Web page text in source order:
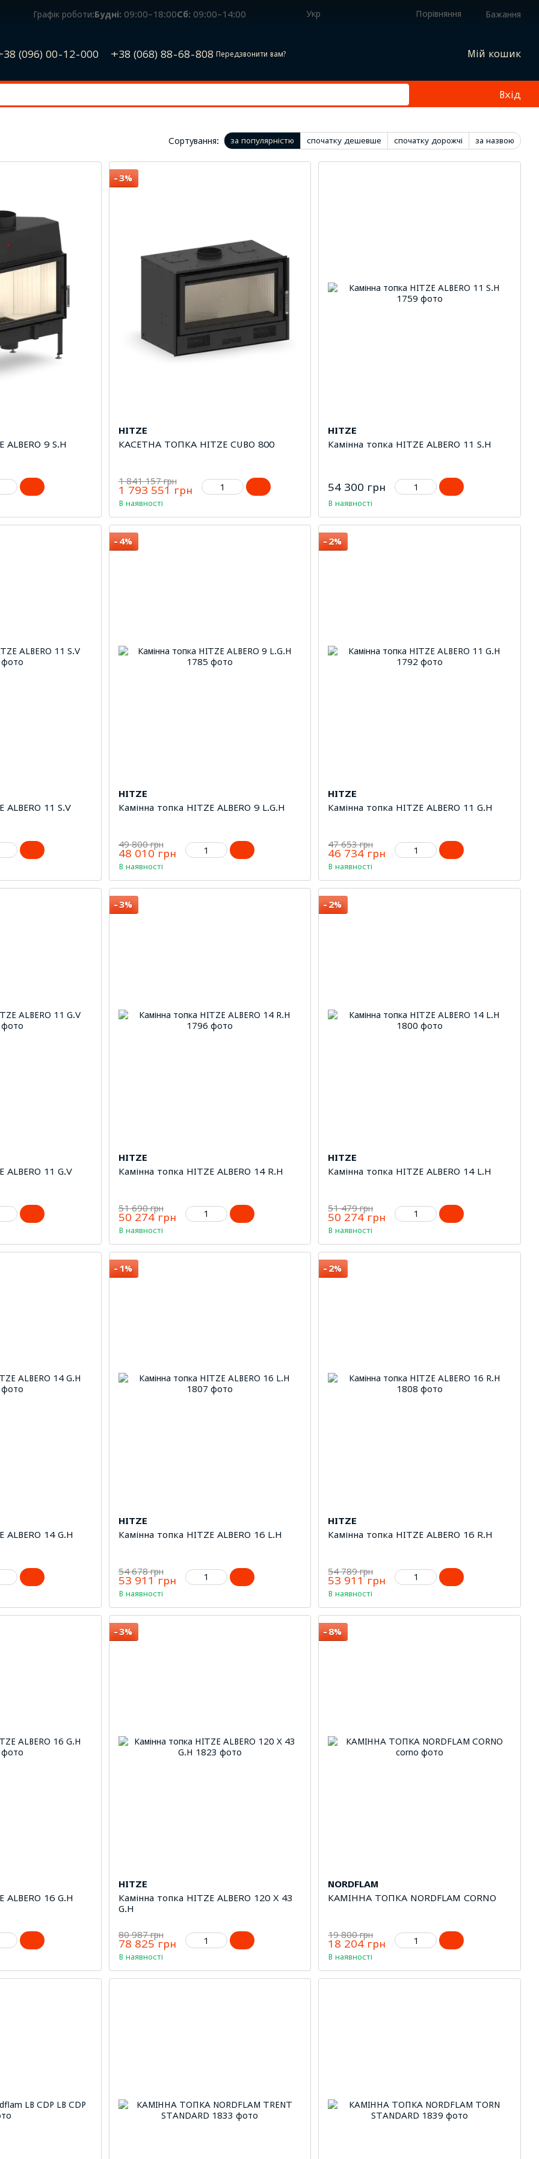
Графік роботи:Будні: 09:00–18:00Сб: 09:00–14:00 Укр Порівняння Бажання
(096) 00-12-000 +38 (068) 88-68-808 Передзвонити вам? Мій кошик
Вхід
Сортування: за популярністю спочатку дешевше спочатку дорожчі за назвою
ALBERO 9 S.H
−3%
HITZE
КАСЕТНА ТОПКА HITZE CUBO 800
1 841 157 грн
1 793 551 грн
В наявності
HITZE
Камінна топка HITZE ALBERO 11 S.H
54 300 грн
В наявності
ALBERO 11 S.V
−4%
HITZE
Камінна топка HITZE ALBERO 9 L.G.H
49 800 грн
48 010 грн
В наявності
−2%
HITZE
Камінна топка HITZE ALBERO 11 G.H
47 653 грн
46 734 грн
В наявності
ALBERO 11 G.V
−3%
HITZE
Камінна топка HITZE ALBERO 14 R.H
51 690 грн
50 274 грн
В наявності
−2%
HITZE
Камінна топка HITZE ALBERO 14 L.H
51 479 грн
50 274 грн
В наявності
ALBERO 14 G.H
−1%
HITZE
Камінна топка HITZE ALBERO 16 L.H
54 678 грн
53 911 грн
В наявності
−2%
HITZE
Камінна топка HITZE ALBERO 16 R.H
54 789 грн
53 911 грн
В наявності
ALBERO 16 G.H
−3%
HITZE
Камінна топка HITZE ALBERO 120 X 43
G.H
80 987 грн
78 825 грн
В наявності
−8%
NORDFLAM
КАМІННА ТОПКА NORDFLAM CORNO
19 800 грн
18 204 грн
В наявності